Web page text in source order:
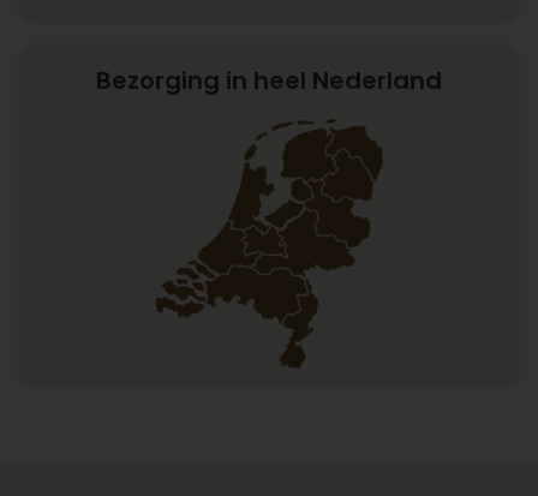
Bezorging in heel Nederland